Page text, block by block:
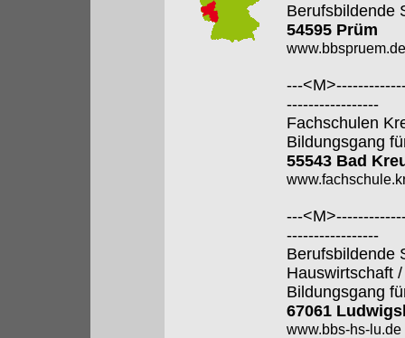
Berufsbildende
54595 Prüm
www.bbspruem.de
---
-----------------
Fachschulen
Bildungsgang
55543 Bad
---
-----------------
Berufsbildende
Hauswirtschaft
Bildungsgang
67061
www.bbs-hs-lu.de